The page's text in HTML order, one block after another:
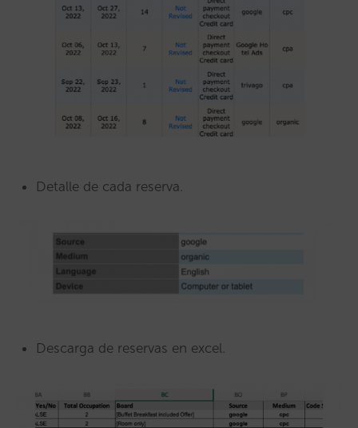
Detalle de cada reserva.
Descarga de reservas en excel.